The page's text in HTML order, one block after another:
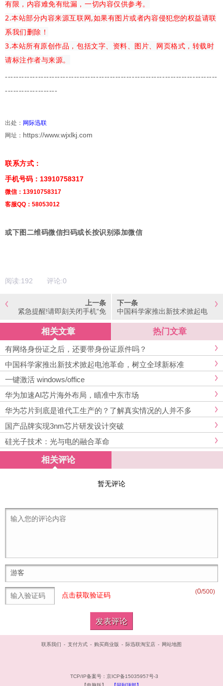
有限，内容难免有纰漏，一切内容仅供参考。
2.本站部分内容来源互联网,如果有图片或者内容侵犯您的权益请联
系我们删除！
3.本站所有原创作品，包括文字、资料、图片、网页格式，转载时
请标注作者与来源。
-----------------------------------------------------------------------------
-------------------
出处： 网际迅联
网址： https://www.wjxlkj.com
联系方式：
手机号码：13910758317
微信：13910758317
客服QQ：58053012
或下图二维码微信扫码或长按识别添加微信
阅读:192 评论:0
上一条
紧急提醒!请即刻关闭手机“免
下一条
中国科学家推出新技术掀起电
相关文章 热门文章
有网络身份证之后，还要带身份证原件吗？
中国科学家推出新技术掀起电池革命，树立全球新标准
一键激活 windows/office
华为加速AI芯片海外布局，瞄准中东市场
华为芯片到底是谁代工生产的？了解真实情况的人并不多
国产品牌实现3nm芯片研发设计突破
硅光子技术：光与电的融合革命
相关评论
暂无评论
(0/500)
点击获取验证码
联系我们 - 支付方式 - 购买商业版 - 际迅联淘宝店 - 网站地图
TCP/IP备案号：京ICP备15035957号-3